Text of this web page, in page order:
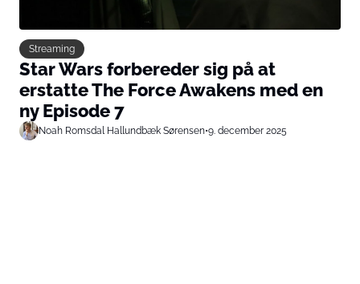
Streaming
Star Wars forbereder sig på at
erstatte The Force Awakens med en
ny Episode 7
Noah Romsdal Hallundbæk Sørensen•9. december 2025